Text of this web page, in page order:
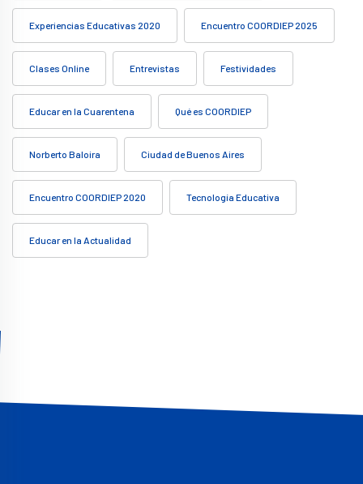
Experiencias Educativas 2020 Encuentro COORDIEP 2025
Clases Online Entrevistas Festividades
Educar en la Cuarentena Qué es COORDIEP
Norberto Baloira Ciudad de Buenos Aires
Encuentro COORDIEP 2020 Tecnología Educativa
Educar en la Actualidad